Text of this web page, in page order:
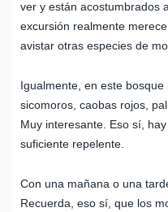
ver y están acostumbrados
excursión realmente
avistar otras especies de
Igualmente, en este
sicomoros, caobas rojos,
Muy interesante. Eso sí,
suficiente repelente.
Con una mañana o una
Recuerda, eso sí, que los